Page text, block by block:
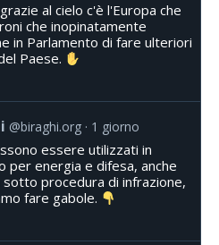
al cielo c'è l'Europa che
che inopinatamente
in Parlamento di fare ulteriori
Paese.
@biraghi.org 1 giorno
essere utilizzati in
per energia e difesa, anche
procedura di infrazione,
fare gabole.